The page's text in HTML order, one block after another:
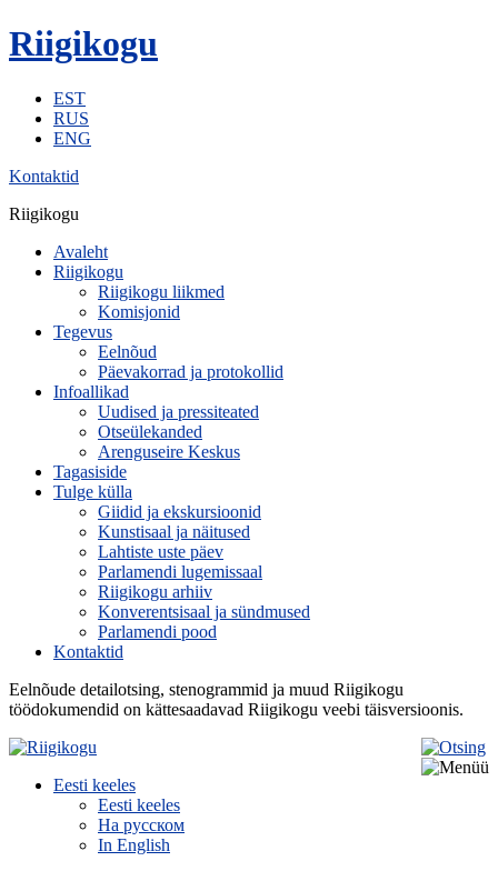
Riigikogu
EST
RUS
ENG
Kontaktid
Riigikogu
Avaleht
Riigikogu
Riigikogu liikmed
Komisjonid
Tegevus
Eelnõud
Päevakorrad ja protokollid
Infoallikad
Uudised ja pressiteated
Otseülekanded
Arenguseire Keskus
Tagasiside
Tulge külla
Giidid ja ekskursioonid
Kunstisaal ja näitused
Lahtiste uste päev
Parlamendi lugemissaal
Riigikogu arhiiv
Konverentsisaal ja sündmused
Parlamendi pood
Kontaktid
Eelnõude detailotsing, stenogrammid ja muud Riigikogu
töödokumendid on kättesaadavad Riigikogu veebi täisversioonis.
Eesti keeles
Eesti keeles
На русском
In English